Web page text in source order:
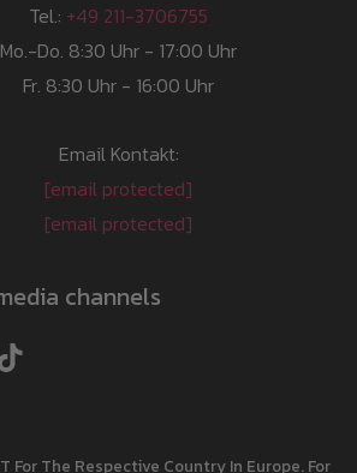
Tel.: +49 211-3706755
Mo.-Do. 8:30 Uhr - 17:00 Uhr
Fr. 8:30 Uhr - 16:00 Uhr
Email Kontakt:
[email protected]
[email protected]
channels
For The Respective Country In Europe. For